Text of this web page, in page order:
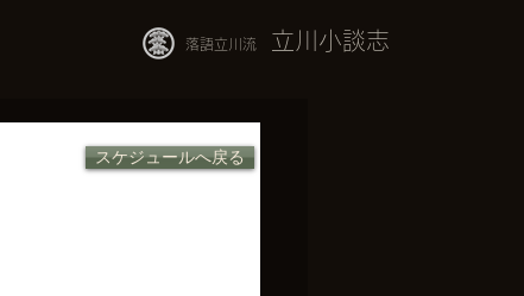
落語立川流 立川小談志
スケジュールへ戻る